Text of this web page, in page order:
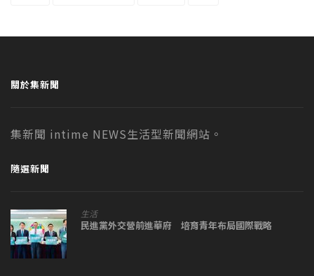
關於集新聞
集新聞 intime NEWS生活型新聞網站。
隨選新聞
生活
民進黨外交營前進華府 培育青年布局國際戰略